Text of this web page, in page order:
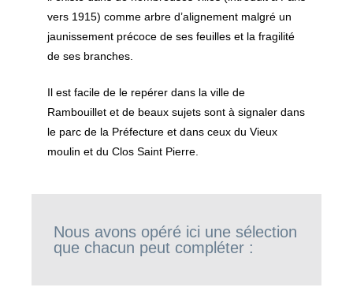
vers 1915) comme arbre d’alignement malgré un
jaunissement précoce de ses feuilles et la fragilité
de ses branches.
Il est facile de le repérer dans la ville de
Rambouillet et de beaux sujets sont à signaler dans
le parc de la Préfecture et dans ceux du Vieux
moulin et du Clos Saint Pierre.
Nous avons opéré ici une sélection
que chacun peut compléter :